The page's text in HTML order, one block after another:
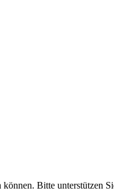
Bitte unterstützen